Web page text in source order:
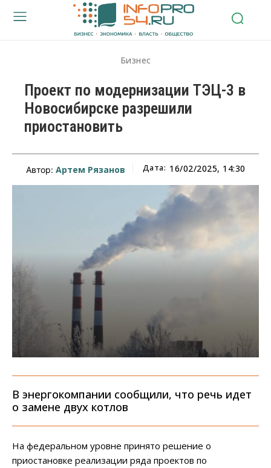
Бизнес
Проект по модернизации ТЭЦ-3 в
Новосибирске разрешили
приостановить
Автор: Артем Рязанов Дата: 16/02/2025, 14:30
В энергокомпании сообщили, что речь идет
о замене двух котлов
На федеральном уровне принято решение о
приостановке реализации ряда проектов по